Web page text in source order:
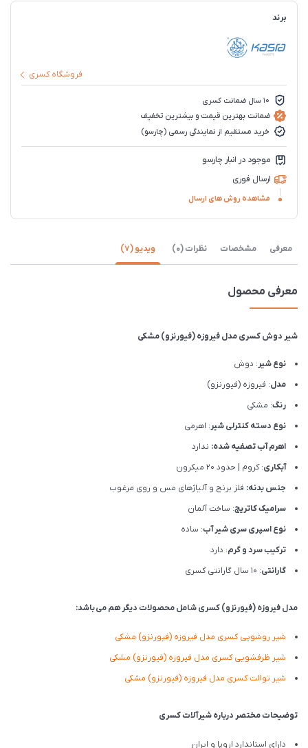
برند
فروشگاه کسری
10 سال ضمانت کسری
ضمانت بهترین قیمت و بیشترین تخفیف
خرید مستقیم از نمایندگی رسمی (چارسو)
موجود در انبار چارسو
ارسال فوری
مشاهده روش های ارسال
معرفی مشخصات نظرات (0) ویدیو (7)
معرفی محصول
شیر دوش کسری مدل فیروزه (فیورنزو) مشکی
نوع شیر: دوش
مدل: فیروزه (فیورنزو)
رنگ: مشکی
نوع دسته کنترلی شیر: اهرمی
اهرم آب تصفیه شده: ندارد
آبکاری: کروم | حدود 20 میکرون
جنس بدنه: فلز برنج و آلیاژهای مس و روی مرغوب
سرامیک کاتریج: ساخت آلمان
نوع اسپری سری شیر آب: ساده
ترکیب سرد و گرم: دارد
گارانتی: 10 سال گارانتی کسری
مدل فیروزه (فیورنزو) کسری شامل محصولات دیگر هم می باشد:
شیر روشویی کسری مدل فیروزه (فیورنزو) مشکی
شیر ظرفشویی کسری مدل فیروزه (فیورنزو) مشکی
شیر توالت کسری مدل فیروزه (فیورنزو) مشکی
توضیحات مختصر درباره شیرآلات کسری
دارای استاندارد اروپا و ایران